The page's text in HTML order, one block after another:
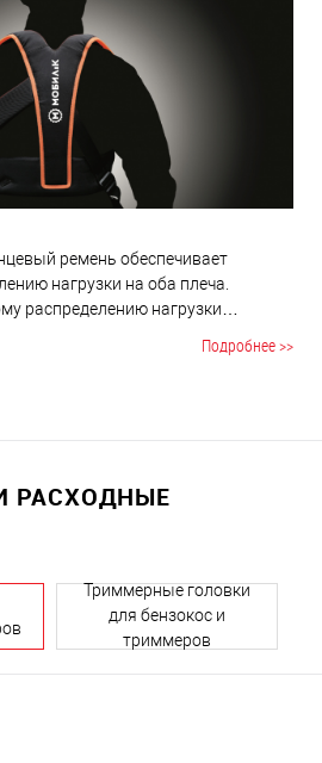
ремень обеспечивает
нагрузки на оба плеча.
распределению нагрузки
отстегнуть кусторез в
Подробнее >>
РАСХОДНЫЕ
Триммерные головки
для бензокос и
триммеров